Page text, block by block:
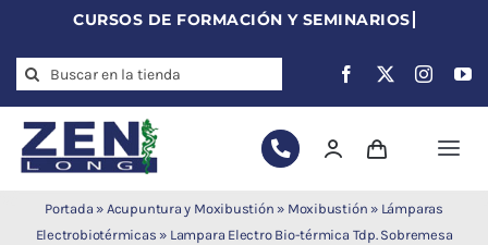
content
Search
for:
Portada » Acupuntura y Moxibustión » Moxibustión » Lámparas
Electrobiotérmicas » Lampara Electro Bio-térmica Tdp. Sobremesa